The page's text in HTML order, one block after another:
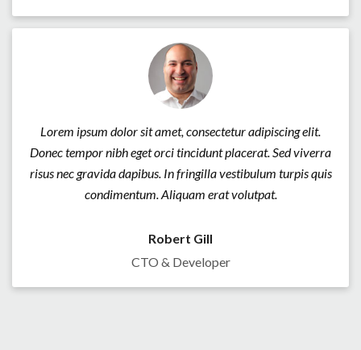
Lorem ipsum dolor sit amet, consectetur adipiscing elit.
Donec tempor nibh eget orci tincidunt placerat. Sed viverra
risus nec gravida dapibus. In fringilla vestibulum turpis quis
condimentum. Aliquam erat volutpat.
Robert Gill
CTO & Developer